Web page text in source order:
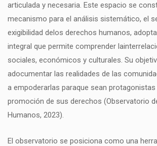
articulada y necesaria. Este espacio se
mecanismo para el análisis sistemático, el
exigibilidad delos derechos humanos,
integral que permite comprender
sociales, económicos y culturales. Su
adocumentar las realidades de las
a empoderarlas paraque sean
promoción de sus derechos (Observatorio
Humanos, 2023).
El observatorio se posiciona como una